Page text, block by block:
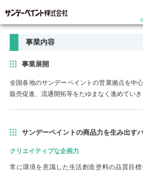
事業内容
事業展開
全国各地のサンデーペイントの営業拠点を中
販売促進、流通開拓等をたゆまなく進めていき
サンデーペイントの商品力を生み出す
クリエイティブな企画力
常に環境を意識した生活創造塗料の品質目